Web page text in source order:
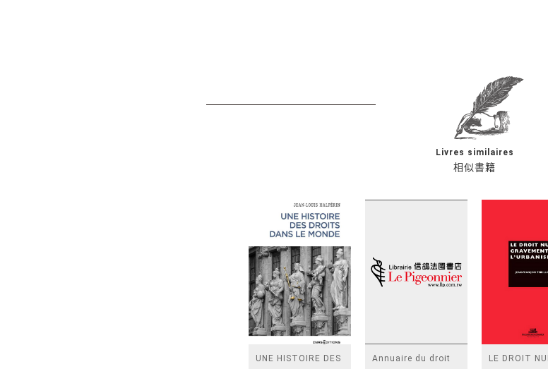
相似書籍
Livres similaires
UNE HISTOIRE DES
Annuaire du droit
LE DROIT